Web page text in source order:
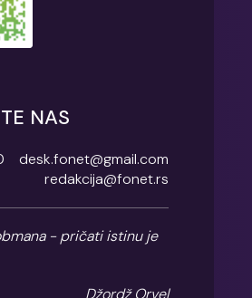
NAS
desk.fonet@gmail.com
redakcija@fonet.rs
- pričati istinu je
Džordž Orvel